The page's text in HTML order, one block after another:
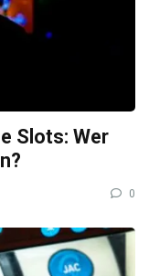
Slots: Wer
0